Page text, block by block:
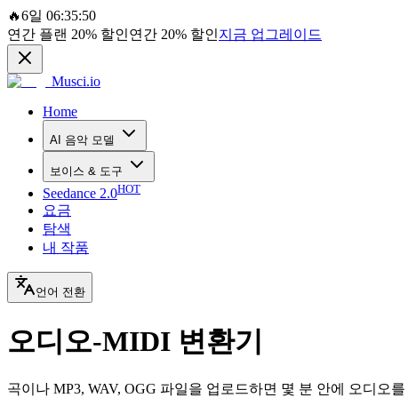
🔥6일 06:35:50
연간 플랜 20% 할인연간 20% 할인지금 업그레이드
Musci.io
Home
AI 음악 모델
보이스 & 도구
Seedance 2.0HOT
요금
탐색
내 작품
언어 전환
오디오-MIDI 변환기
곡이나 MP3, WAV, OGG 파일을 업로드하면 몇 분 안에 오디오